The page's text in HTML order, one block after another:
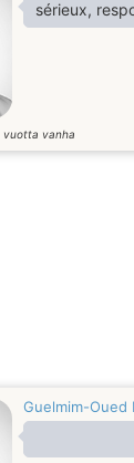
sérieux,
vuotta vanha
Guelmim-Oued